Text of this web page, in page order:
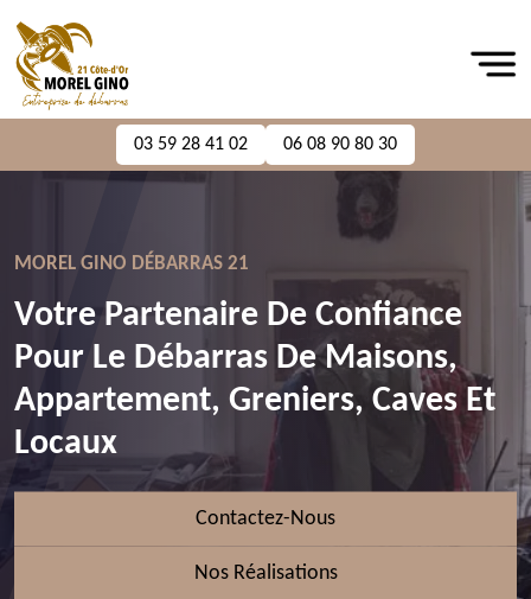
03 59 28 41 02 06 08 90 80 30
MOREL GINO DÉBARRAS 21
Votre Partenaire De Confiance
Pour Le Débarras De Maisons,
Appartement, Greniers, Caves Et
Locaux
Contactez-Nous
Nos Réalisations